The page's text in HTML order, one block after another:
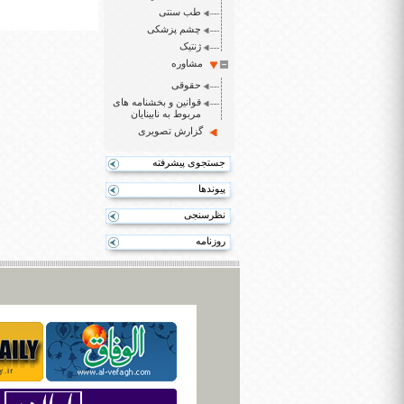
طب سنتی
چشم پزشکی
ژنتیک
مشاوره
حقوقی
قوانین و بخشنامه های
مربوط به نابینایان
گزارش تصویری
جستجوی پیشرفته
پیوندها
نظرسنجی
روزنامه